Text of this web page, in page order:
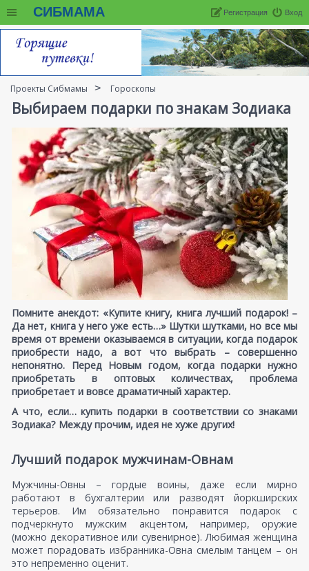
СИБМАМА Вход
Регистрация
Проекты Сибмамы Гороскопы
Выбираем подарки по знакам Зодиака
Помните анекдот: «Купите книгу, книга лучший подарок! –
Да нет, книга у него уже есть…» Шутки шутками, но все мы
время от времени оказываемся в ситуации, когда подарок
приобрести надо, а вот что выбрать – совершенно
непонятно. Перед Новым годом, когда подарки нужно
приобретать в оптовых количествах, проблема
приобретает и вовсе драматичный характер.
А что, если… купить подарки в соответствии со знаками
Зодиака? Между прочим, идея не хуже других!
Лучший подарок мужчинам-Овнам
Мужчины-Овны – гордые воины, даже если мирно
работают в бухгалтерии или разводят йоркширских
терьеров. Им обязательно понравится подарок с
подчеркнуто мужским акцентом, например, оружие
(можно декоративное или сувенирное). Любимая женщина
может порадовать избранника-Овна смелым танцем – он
это непременно оценит.